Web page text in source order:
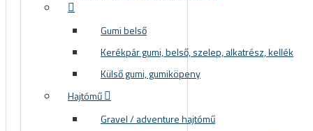
CIPŐK
Gumi belső
Kerékpár gumi, belső, szelep, alkatrész, kellék
Külső gumi, gumiköpeny
Hajtómű
Gravel / adventure hajtómű